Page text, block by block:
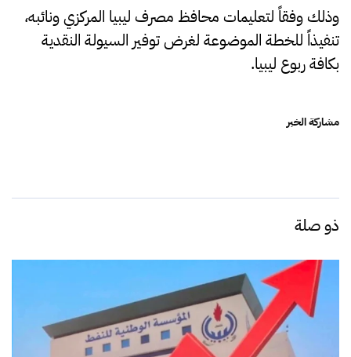
وذلك وفقاً لتعليمات محافظ مصرف ليبيا المركزي ونائبه،
تنفيذاً للخطة الموضوعة لغرض توفير السيولة النقدية
بكافة ربوع ليبيا.
مشاركة الخبر
ذو صلة